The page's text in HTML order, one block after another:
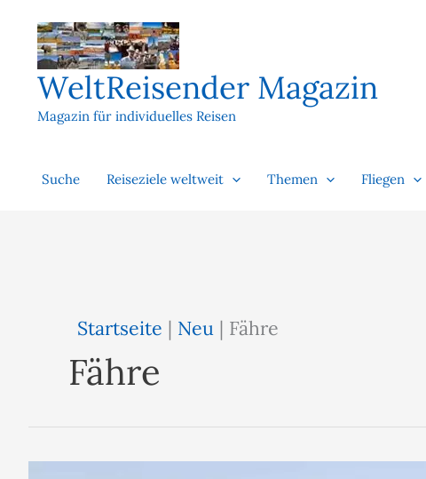
springen
WeltReisender Magazin
Magazin für individuelles Reisen
Suche Reiseziele weltweit Themen Fliegen
Startseite | Neu | Fähre
Fähre